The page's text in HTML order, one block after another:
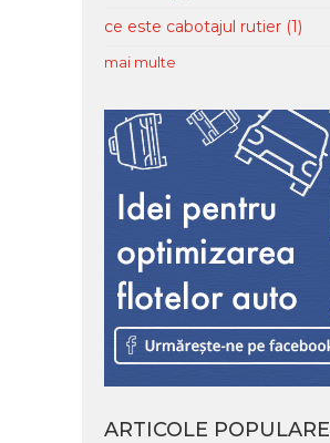
ce este cabotajul rutier (1)
mai multe
ARTICOLE POPULARE